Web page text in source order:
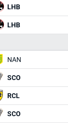
LHB
LHB
NAN
SCO
RCL
SCO